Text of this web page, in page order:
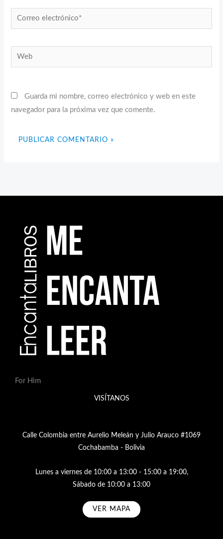
Correo
electrónico*
Web
Guarda mi nombre, correo electrónico y web en este
navegador para la próxima vez que comente.
For Him
VISÍTANOS
Calle Colombia entre Aurelio Meleán y Julio Arauco #1069
Cochabamba - Bolivia
Lunes a viernes de 10:00 a 13:00 - 15:00 a 19:00,
Sábado de 10:00 a 13:00
VER MAPA